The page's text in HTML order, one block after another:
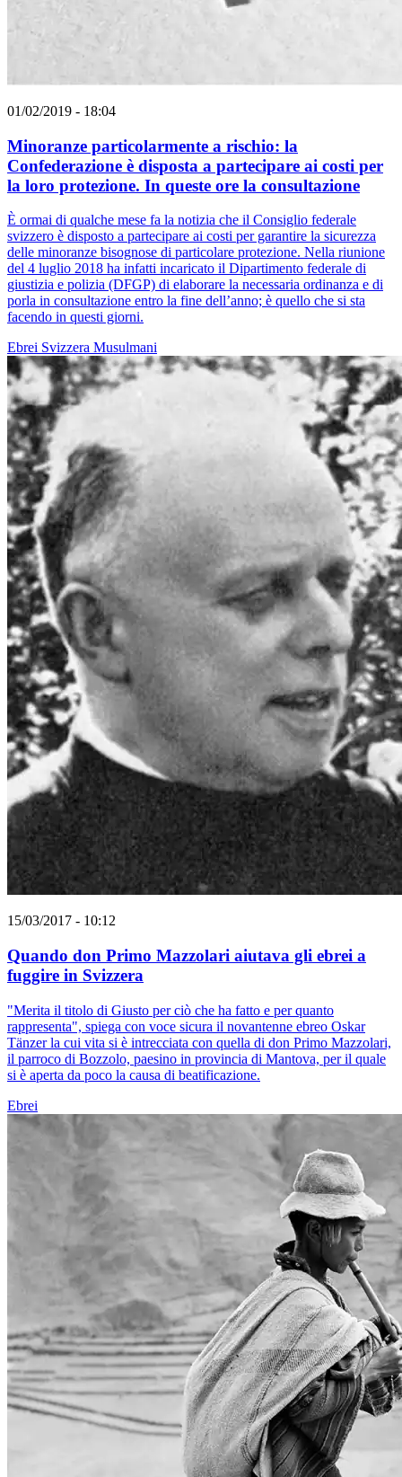
01/02/2019 - 18:04
Minoranze particolarmente a rischio: la
Confederazione è disposta a partecipare ai costi per
la loro protezione. In queste ore la consultazione
È ormai di qualche mese fa la notizia che il Consiglio federale
svizzero è disposto a partecipare ai costi per garantire la sicurezza
delle minoranze bisognose di particolare protezione. Nella riunione
del 4 luglio 2018 ha infatti incaricato il Dipartimento federale di
giustizia e polizia (DFGP) di elaborare la necessaria ordinanza e di
porla in consultazione entro la fine dell’anno; è quello che si sta
facendo in questi giorni.
Ebrei Svizzera Musulmani
15/03/2017 - 10:12
Quando don Primo Mazzolari aiutava gli ebrei a
fuggire in Svizzera
"Merita il titolo di Giusto per ciò che ha fatto e per quanto
rappresenta", spiega con voce sicura il novantenne ebreo Oskar
Tänzer la cui vita si è intrecciata con quella di don Primo Mazzolari,
il parroco di Bozzolo, paesino in provincia di Mantova, per il quale
si è aperta da poco la causa di beatificazione.
Ebrei